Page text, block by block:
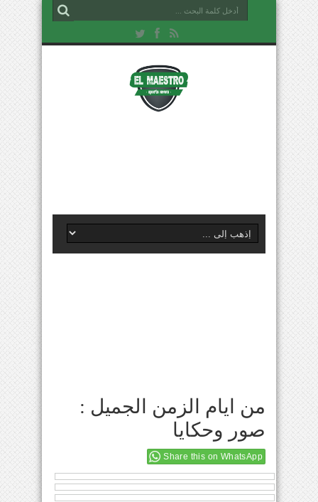
من ايام الزمن الجميل :
صور وحكايا
Share this on WhatsApp